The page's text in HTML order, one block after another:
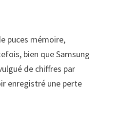
puces mémoire,
bien que Samsung
de chiffres par
enregistré une perte